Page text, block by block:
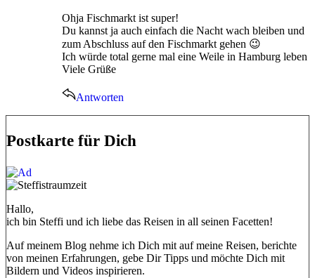
Ohja Fischmarkt ist super!
Du kannst ja auch einfach die Nacht wach bleiben und
zum Abschluss auf den Fischmarkt gehen 😉
Ich würde total gerne mal eine Weile in Hamburg leben
Viele Grüße
Antworten
Postkarte für Dich
Hallo,
ich bin Steffi und ich liebe das Reisen in all seinen Facetten!
Auf meinem Blog nehme ich Dich mit auf meine Reisen, berichte
von meinen Erfahrungen, gebe Dir Tipps und möchte Dich mit
Bildern und Videos inspirieren.